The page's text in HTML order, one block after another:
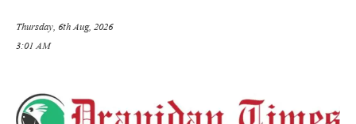
Thursday, 6th Aug, 2026
3:01 AM